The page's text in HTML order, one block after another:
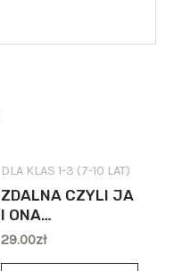
DLA KLAS 1-3 (7-10 LAT)
ZDALNA CZYLI JA
I ONA…
29.00zł